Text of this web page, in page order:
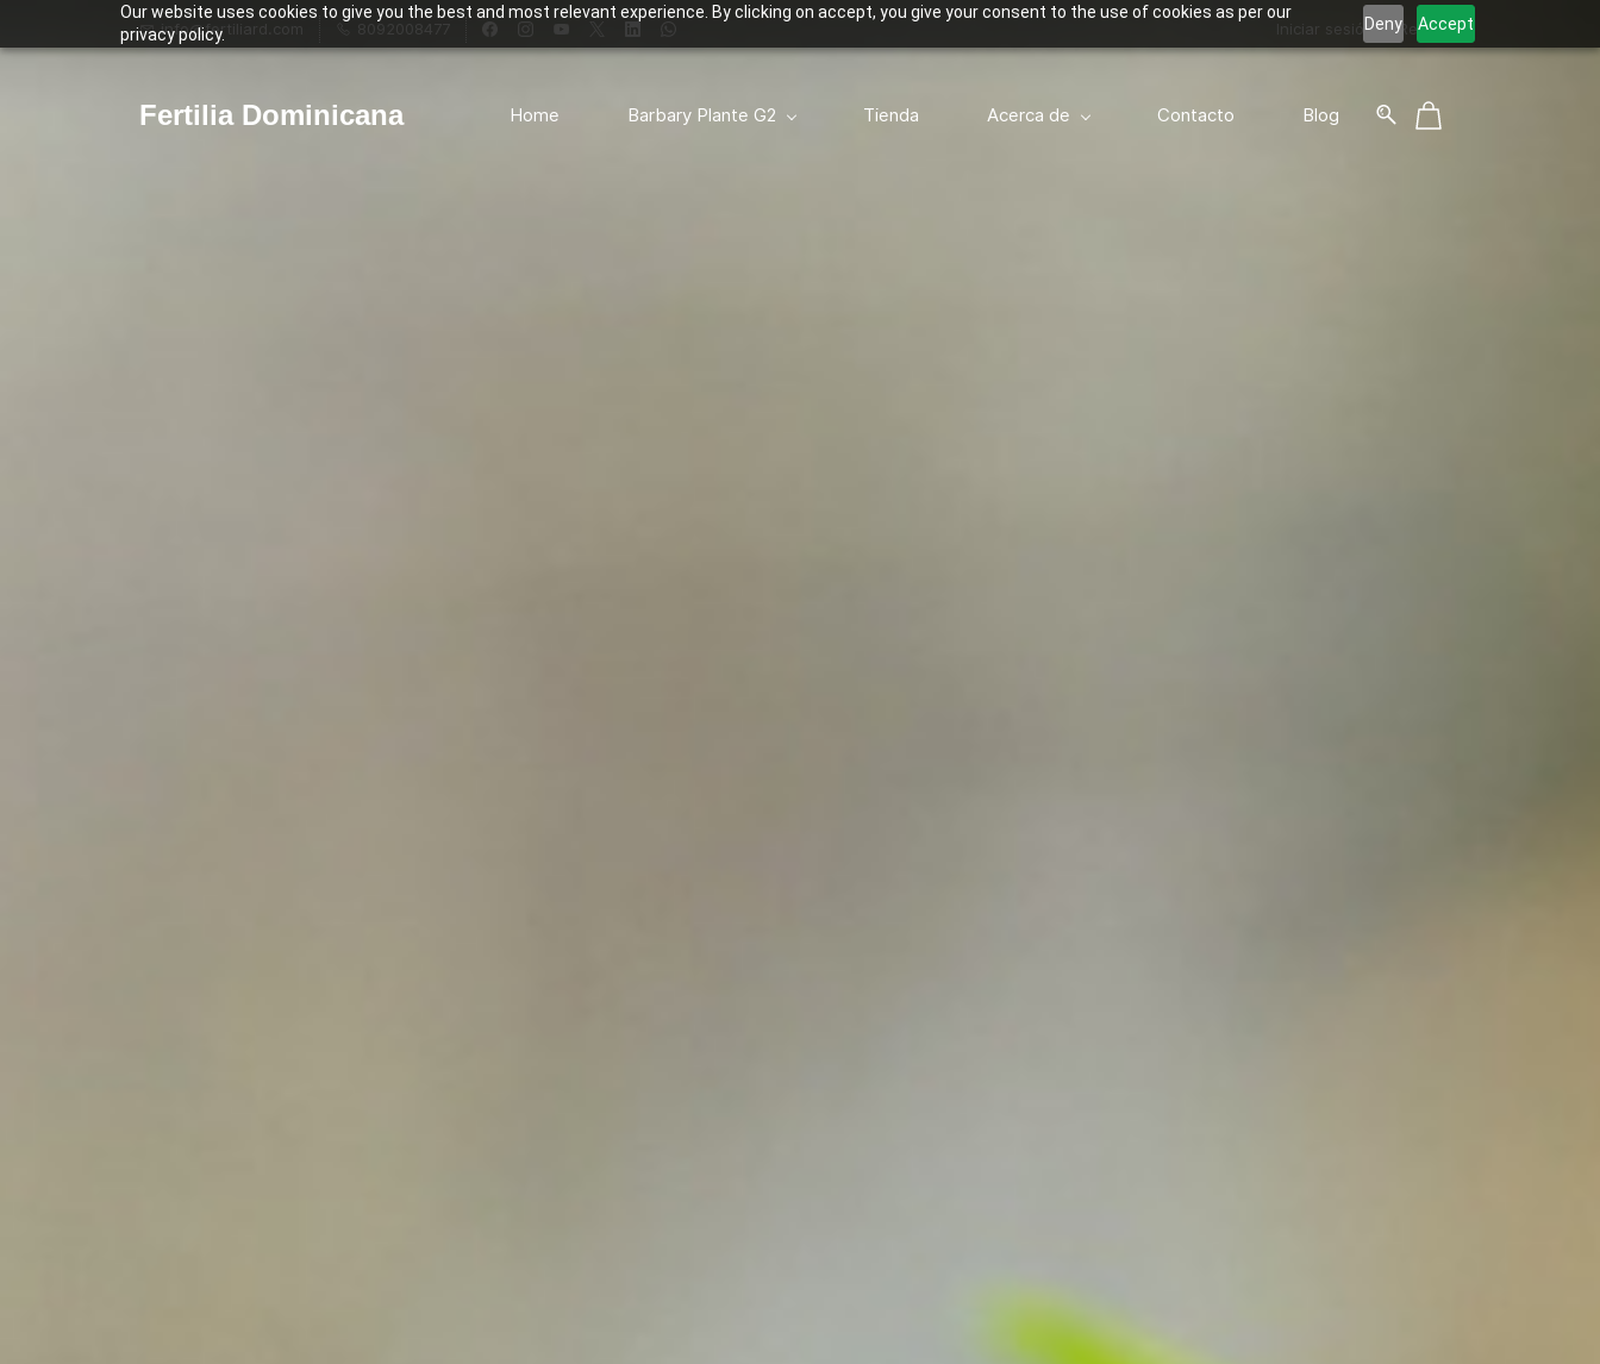
Our website uses cookies to give you the best and most relevant experience. By clicking on accept, you give your consent to the use of cookies as per our
privacy policy.
Deny Accept
info@fertiliard.com 8092008477 Iniciar sesión Registro
Fertilia Dominicana Home Barbary Plante G2 Tienda Acerca de Contacto Blog